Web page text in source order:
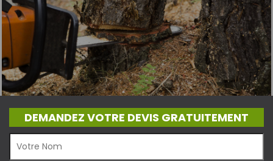
DEMANDEZ VOTRE DEVIS GRATUITEMENT